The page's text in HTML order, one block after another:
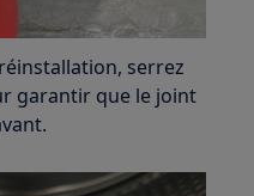
serrez
garantir que le joint